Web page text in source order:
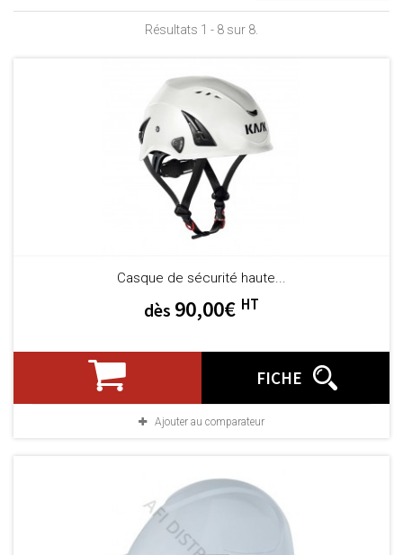
Résultats 1 - 8 sur 8.
Casque de sécurité haute...
dès 90,00€ HT
FICHE
Ajouter au comparateur